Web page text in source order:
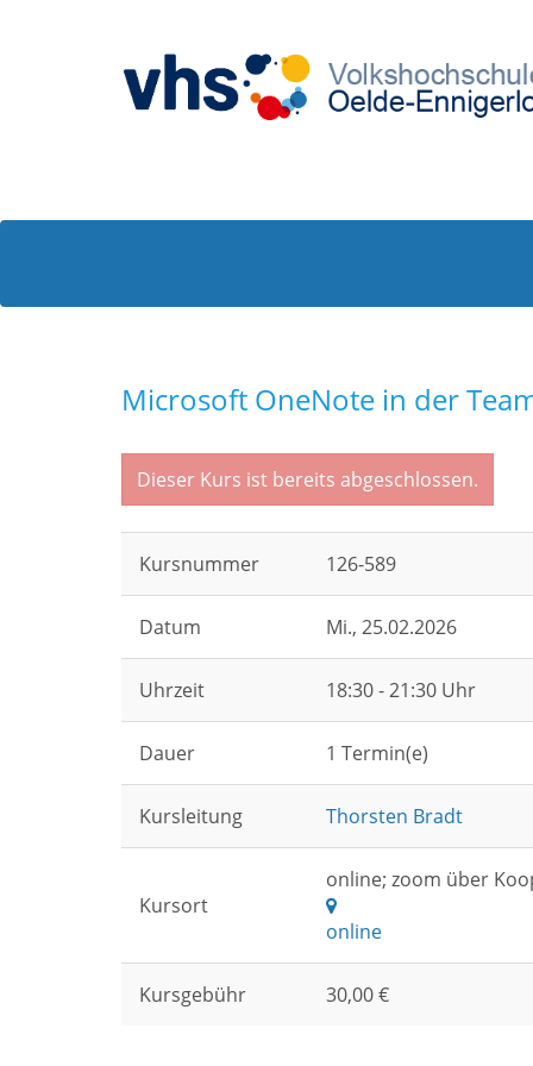
Microsoft OneNote in der
Dieser Kurs ist bereits abgeschlossen.
Kursnummer 126-589
Datum Mi., 25.02.2026
Uhrzeit 18:30 - 21:30 Uhr
Dauer 1 Termin(e)
Kursleitung Thorsten Bradt
Kursort
online; zoom über
online
Kursgebühr 30,00 €